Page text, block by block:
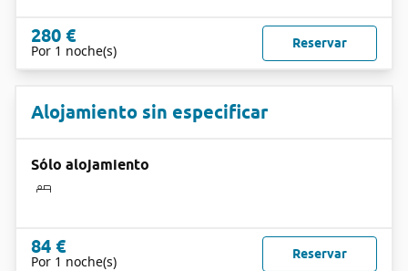
280 €
Por 1 noche(s) Reservar
Alojamiento sin especificar
Sólo alojamiento
84 €
Por 1 noche(s) Reservar